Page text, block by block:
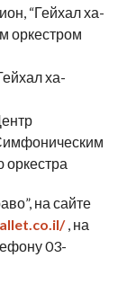
“Гейхал ха-
оркестром
ха-
на сайте
, на
03-